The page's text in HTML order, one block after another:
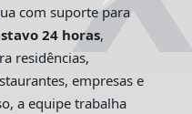
com suporte para
24 horas,
residências,
empresas e
a equipe trabalha